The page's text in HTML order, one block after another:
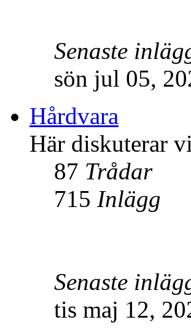
Senaste
sön jul 05,
Hårdvara
Här diskuterar
87 Trådar
715 Inlägg
Senaste
tis maj 12,